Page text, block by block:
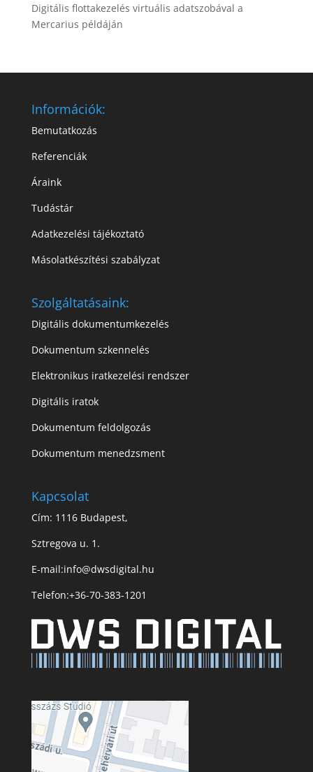
Digitális flottakezelés virtuális adatszobával a
Mercarius példáján
Információk:
Bemutatkozás
Referenciák
Áraink
Tudástár
Adatkezelési tájékoztató
Másolatkészítési szabályzat
Szolgáltatásaink:
Digitális dokumentumkezelés
Dokumentum szkennelés
Elektronikus iratkezelési rendszer
Digitális iratok
Dokumentum feldolgozás
Dokumentum menedzsment
Kapcsolat
Cím: 1116 Budapest,
Sztregova u. 1.
E-mail:info@dwsdigital.hu
Telefon:+36-70-383-1201